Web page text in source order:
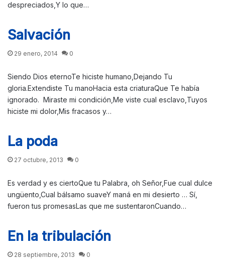
despreciados,Y lo que…
Salvación
29 enero, 2014 0
Siendo Dios eternoTe hiciste humano,Dejando Tu
gloria.Extendiste Tu manoHacia esta criaturaQue Te había
ignorado. Miraste mi condición,Me viste cual esclavo,Tuyos
hiciste mi dolor,Mis fracasos y…
La poda
27 octubre, 2013 0
Es verdad y es ciertoQue tu Palabra, oh Señor,Fue cual dulce
ungüento,Cual bálsamo suaveY maná en mi desierto … Sí,
fueron tus promesasLas que me sustentaronCuando…
En la tribulación
28 septiembre, 2013 0